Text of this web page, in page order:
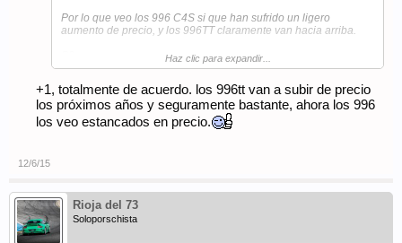
Por lo que veo los 996 C4S si que han sufrido un ligero
aumento de precio, y los 996TT claramente van hacia arriba.
Haz clic para expandir...
+1, totalmente de acuerdo. los 996tt van a subir de precio
los próximos años y seguramente bastante, ahora los 996
los veo estancados en precio.
12/6/15
Rioja del 73
Soloporschista